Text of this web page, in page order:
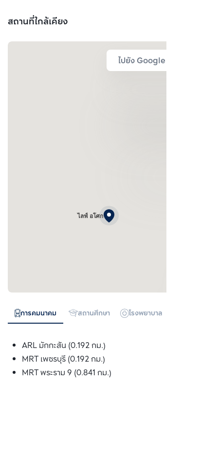
สถานที่ใกล้เคียง
ไปยัง Google Map
ไลฟ์ อโศก
การคมนาคม สถานศึกษา โรงพยาบาล
ARL มักกะสัน (0.192 กม.)
MRT เพชรบุรี (0.192 กม.)
MRT พระราม 9 (0.841 กม.)